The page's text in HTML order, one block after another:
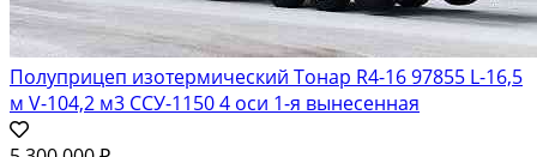
Полуприцеп изотермический Тонар R4-16 97855 L-16,5
м V-104,2 м3 ССУ-1150 4 оси 1-я вынесенная